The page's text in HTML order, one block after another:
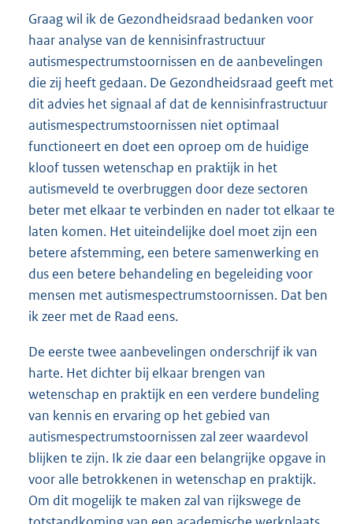
Graag wil ik de Gezondheidsraad bedanken voor
haar analyse van de kennisinfrastructuur
autismespectrumstoornissen en de aanbevelingen
die zij heeft gedaan. De Gezondheidsraad geeft met
dit advies het signaal af dat de kennisinfrastructuur
autismespectrumstoornissen niet optimaal
functioneert en doet een oproep om de huidige
kloof tussen wetenschap en praktijk in het
autismeveld te overbruggen door deze sectoren
beter met elkaar te verbinden en nader tot elkaar te
laten komen. Het uiteindelijke doel moet zijn een
betere afstemming, een betere samenwerking en
dus een betere behandeling en begeleiding voor
mensen met autismespectrumstoornissen. Dat ben
ik zeer met de Raad eens.
De eerste twee aanbevelingen onderschrijf ik van
harte. Het dichter bij elkaar brengen van
wetenschap en praktijk en een verdere bundeling
van kennis en ervaring op het gebied van
autismespectrumstoornissen zal zeer waardevol
blijken te zijn. Ik zie daar een belangrijke opgave in
voor alle betrokkenen in wetenschap en praktijk.
Om dit mogelijk te maken zal van rijkswege de